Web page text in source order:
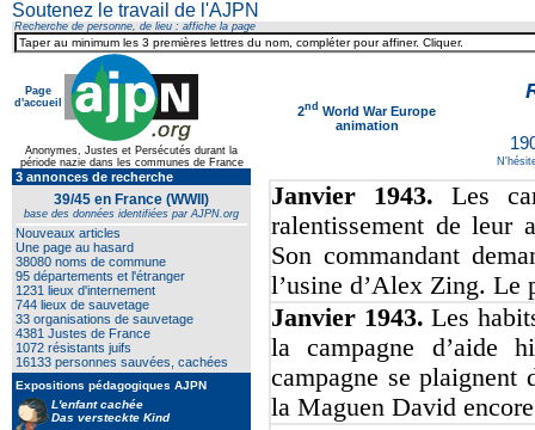
Soutenez le travail de l'AJPN
Recherche de personne, de lieu : affiche la page
Page
d'accueil
Anonymes, Justes et Persécutés durant la
période nazie dans les communes de France
3 annonces de recherche
39/45 en France (WWII)
base des données identifiées par AJPN.org
Nouveaux articles
Une page au hasard
38080 noms de commune
95 départements et l'étranger
1231 lieux d'internement
744 lieux de sauvetage
33 organisations de sauvetage
4381 Justes de France
1072 résistants juifs
16133 personnes sauvées, cachées
Expositions pédagogiques AJPN
L'enfant cachée
Das versteckte Kind
2nd World War Europe
animation
Janvier 1943.Les
ralentissement de leur
Son commandant
l’usine d’Alex Zing. Le
Janvier 1943.Les
la campagne d’aide
campagne se plaignent
la Maguen David